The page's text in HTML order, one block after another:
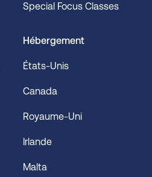
Special Focus Classes
Hébergement
États-Unis
Canada
Royaume-Uni
Irlande
Malta